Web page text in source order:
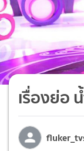
เรื่องย่อ